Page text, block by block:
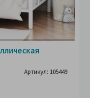
Артикул: 105449